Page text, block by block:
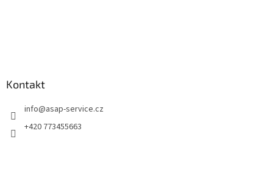
Kontakt
info@asap-service.cz
+420 773455663